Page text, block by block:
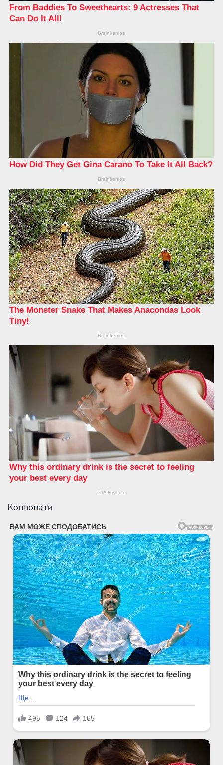
Копіювати